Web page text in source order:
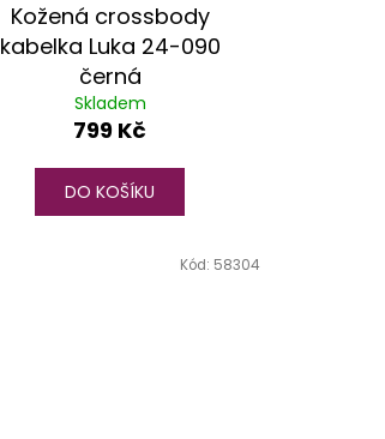
Kožená crossbody
kabelka Luka 24-090
černá
Skladem
799 Kč
DO KOŠÍKU
Kód: 58304